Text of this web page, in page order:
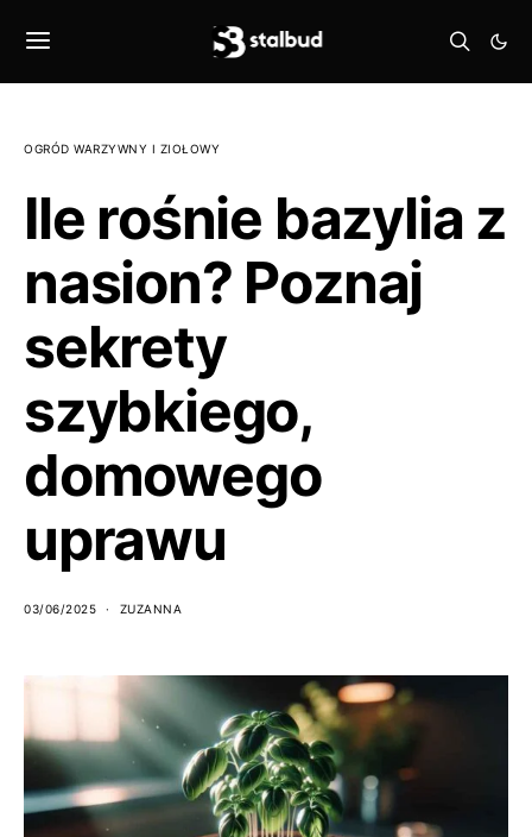
OGRÓD WARZYWNY I ZIOŁOWY
Ile rośnie bazylia z
nasion? Poznaj
sekrety
szybkiego,
domowego
uprawu
03/06/2025 ZUZANNA